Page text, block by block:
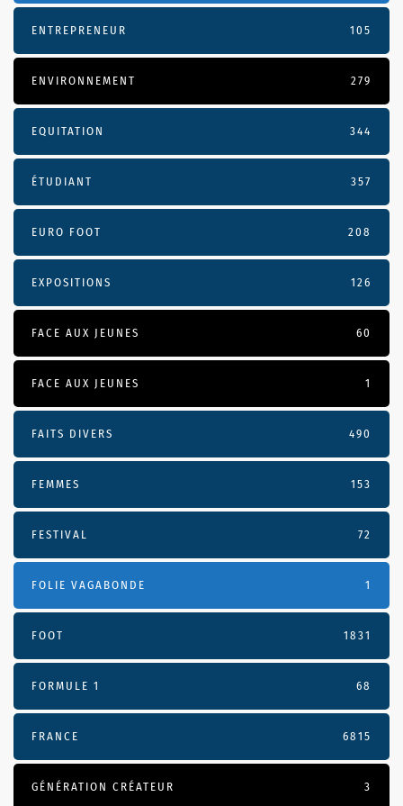
ENTREPRENEUR 105
ENVIRONNEMENT 279
EQUITATION 344
ÉTUDIANT 357
EURO FOOT 208
EXPOSITIONS 126
FACE AUX JEUNES 60
FACE AUX JEUNES 1
FAITS DIVERS 490
FEMMES 153
FESTIVAL 72
FOLIE VAGABONDE 1
FOOT 1831
FORMULE 1 68
FRANCE 6815
GÉNÉRATION CRÉATEUR 3